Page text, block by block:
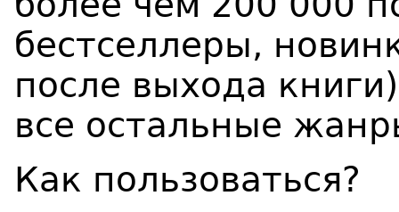
бестселлеры,
после выхода
все остальные
Как пользоваться?